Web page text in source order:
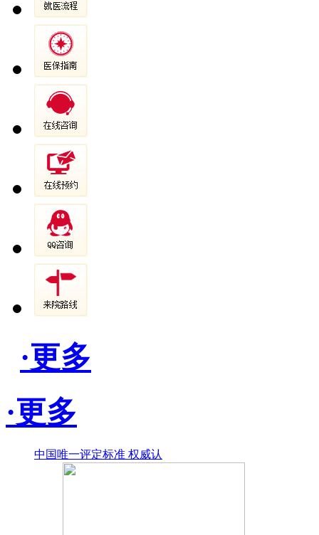
·更多
·更多
中国唯一评定标准 权威认